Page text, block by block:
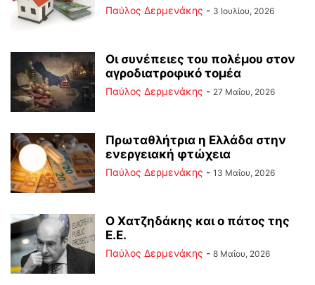
Παύλος Δερμενάκης - 3 Ιουλίου, 2026
Οι συνέπειες του πολέμου στoν
αγροδιατροφικό τομέα
Παύλος Δερμενάκης - 27 Μαΐου, 2026
Πρωταθλήτρια η Ελλάδα στην
ενεργειακή φτώχεια
Παύλος Δερμενάκης - 13 Μαΐου, 2026
Ο Χατζηδάκης και ο πάτος της
Ε.Ε.
Παύλος Δερμενάκης - 8 Μαΐου, 2026